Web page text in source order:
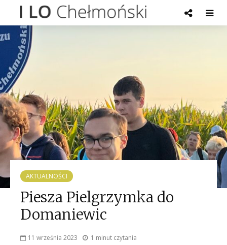
AKTUALNOŚCI
Piesza Pielgrzymka do
Domaniewic
11 września 2023 1 minut czytania